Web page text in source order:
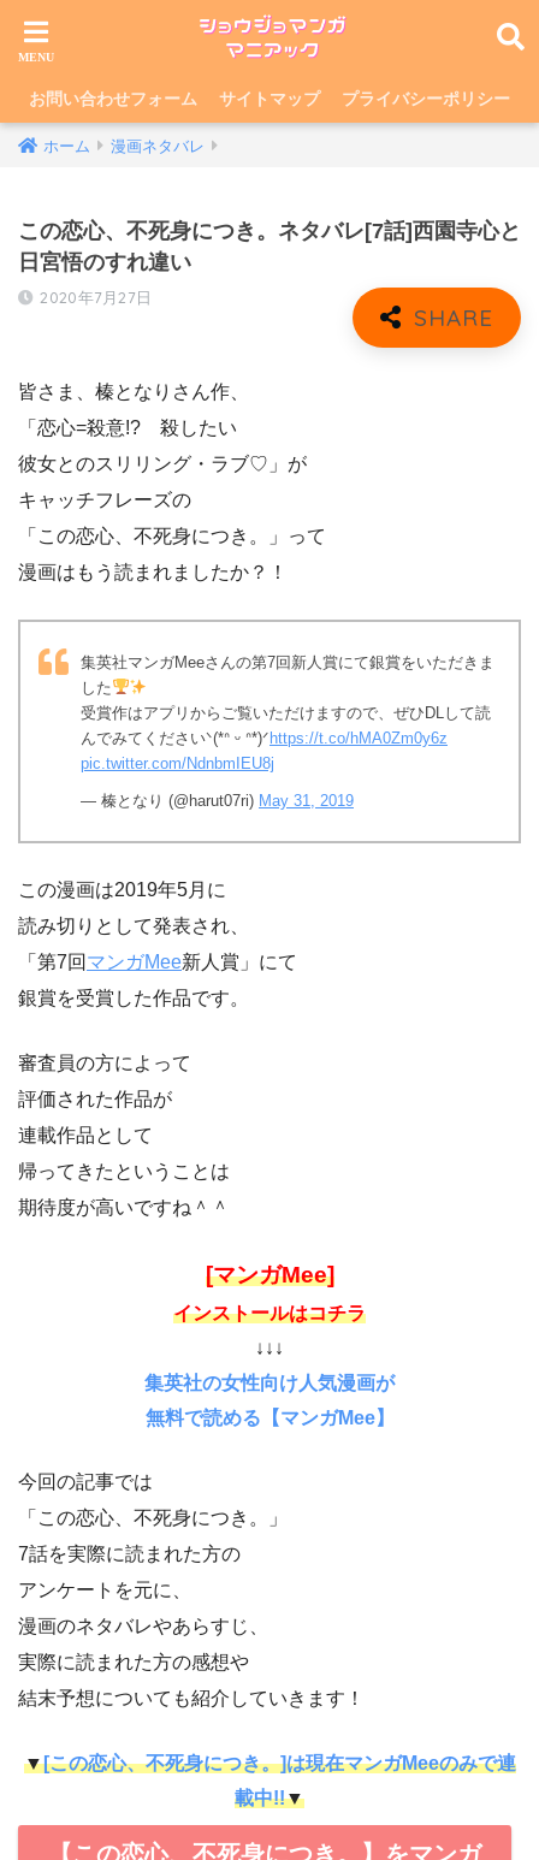
お問い合わせフォーム サイトマップ プライバシーポリシー
ホーム 漫画ネタバレ
この恋心、不死身につき。ネタバレ[7話]西園寺心と
日宮悟のすれ違い
2020年7月27日
皆さま、榛となりさん作、
「恋心=殺意!? 殺したい
彼女とのスリリング・ラブ♡」が
キャッチフレーズの
「この恋心、不死身につき。」って
漫画はもう読まれましたか？！
集英社マンガMeeさんの第7回新人賞にて銀賞をいただきま
した
受賞作はアプリからご覧いただけますので、ぜひDLして読
んでみてくださいᐠ(*ᐢ ᵕ ᐢ*)ᐟhttps://t.co/hMA0Zm0y6z
pic.twitter.com/NdnbmIEU8j
— 榛となり (@harut07ri) May 31, 2019
この漫画は2019年5月に
読み切りとして発表され、
「第7回 マンガMee新人賞」にて
銀賞を受賞した作品です。
審査員の方によって
評価された作品が
連載作品として
帰ってきたということは
期待度が高いですね＾＾
[マンガMee]
インストールはコチラ
↓↓↓
集英社の女性向け人気漫画が
無料で読める【マンガMee】
今回の記事では
「この恋心、不死身につき。」
7話を実際に読まれた方の
アンケートを元に、
漫画のネタバレやあらすじ、
実際に読まれた方の感想や
結末予想についても紹介していきます！
▼[この恋心、不死身につき。]は現在マンガMeeのみで連
載中!!▼
【この恋心、不死身につき。】をマンガ